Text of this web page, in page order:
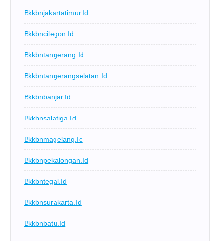
Bkkbnjakartatimur.id
Bkkbncilegon.id
Bkkbntangerang.id
Bkkbntangerangselatan.id
Bkkbnbanjar.id
Bkkbnsalatiga.id
Bkkbnmagelang.id
Bkkbnpekalongan.id
Bkkbntegal.id
Bkkbnsurakarta.id
Bkkbnbatu.id